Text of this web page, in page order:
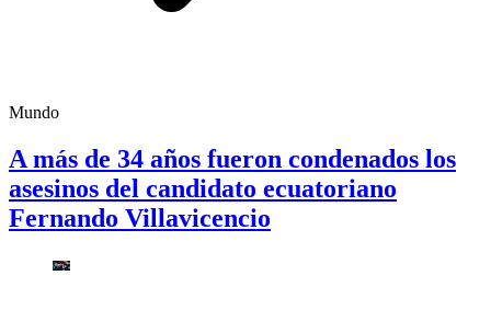
Mundo
A más de 34 años fueron condenados los
asesinos del candidato ecuatoriano
Fernando Villavicencio